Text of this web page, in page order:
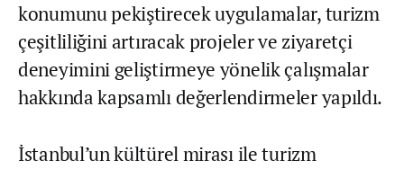
konumunu pekiştirecek uygulamalar, turizm
çeşitliliğini artıracak projeler ve ziyaretçi
deneyimini geliştirmeye yönelik çalışmalar
hakkında kapsamlı değerlendirmeler yapıldı.
İstanbul’un kültürel mirası ile turizm